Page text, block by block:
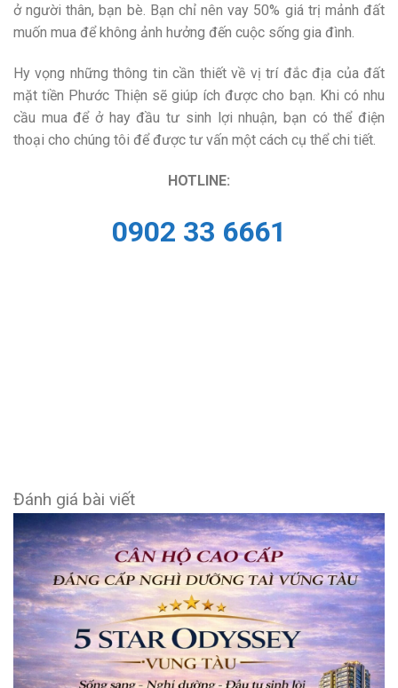
ở người thân, bạn bè. Bạn chỉ nên vay 50% giá trị mảnh đất
muốn mua để không ảnh hưởng đến cuộc sống gia đình.
Hy vọng những thông tin cần thiết về vị trí đắc địa của đất
mặt tiền Phước Thiện sẽ giúp ích được cho bạn. Khi có nhu
cầu mua để ở hay đầu tư sinh lợi nhuận, bạn có thể điện
thoại cho chúng tôi để được tư vấn một cách cụ thể chi tiết.
HOTLINE:
0902 33 6661
Đánh giá bài viết